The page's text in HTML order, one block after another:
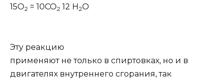
15О2 = 10СО2 12 Н 2О
Эту реакцию
применяют не только в спиртовках, но и в
двигателях внутреннего сгорания, так